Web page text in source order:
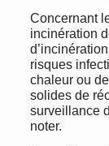
Concernant
incinération
risques
chaleur ou
solides de
surveillance
noter.